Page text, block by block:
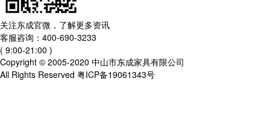
关注东成官微，了解更多资讯
客服咨询：400-690-3233
( 9:00-21:00 )
Copyright © 2005-2020 中山市东成家具有限公司
All Rights Reserved 粤ICP备19061343号